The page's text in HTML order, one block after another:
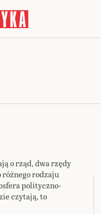
o rząd, dwa rzędy
rodzaju
polityczno-
czytają, to